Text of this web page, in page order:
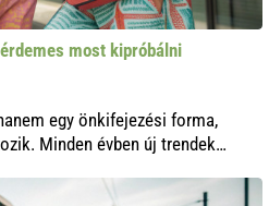
most kipróbálni
egy önkifejezési forma,
Minden évben új trendek